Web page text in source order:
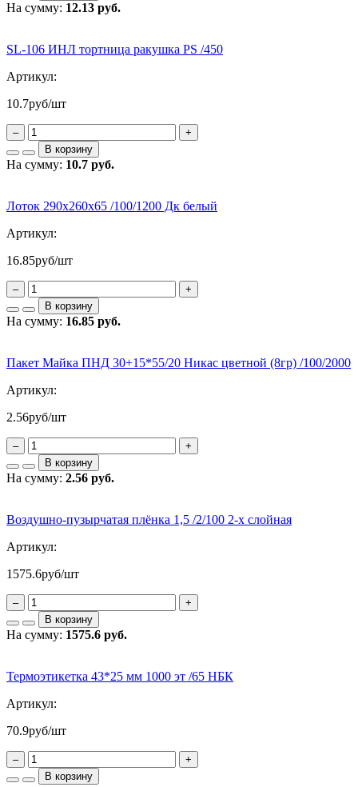
На сумму: 12.13 руб.
SL-106 ИНЛ тортница ракушка PS /450
Артикул:
10.7руб/шт
–
+
В корзину
На сумму: 10.7 руб.
Лоток 290х260х65 /100/1200 Дк белый
Артикул:
16.85руб/шт
–
+
В корзину
На сумму: 16.85 руб.
Пакет Майка ПНД 30+15*55/20 Никас цветной (8гр) /100/2000
Артикул:
2.56руб/шт
–
+
В корзину
На сумму: 2.56 руб.
Воздушно-пузырчатая плёнка 1,5 /2/100 2-х слойная
Артикул:
1575.6руб/шт
–
+
В корзину
На сумму: 1575.6 руб.
Термоэтикетка 43*25 мм 1000 эт /65 НБК
Артикул:
70.9руб/шт
–
+
В корзину